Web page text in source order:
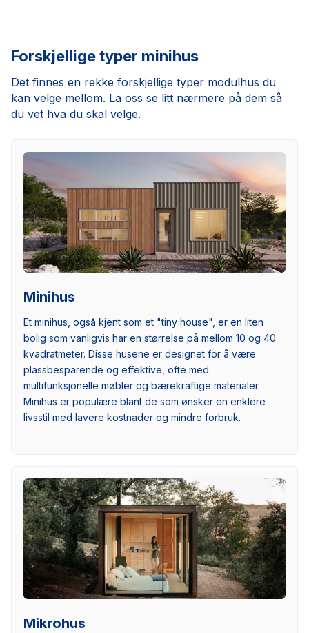
Forskjellige typer minihus
Det finnes en rekke forskjellige typer modulhus du
kan velge mellom. La oss se litt nærmere på dem så
du vet hva du skal velge.
Minihus
Et minihus, også kjent som et "tiny house", er en liten
bolig som vanligvis har en størrelse på mellom 10 og 40
kvadratmeter. Disse husene er designet for å være
plassbesparende og effektive, ofte med
multifunksjonelle møbler og bærekraftige materialer.
Minihus er populære blant de som ønsker en enklere
livsstil med lavere kostnader og mindre forbruk.
Mikrohus